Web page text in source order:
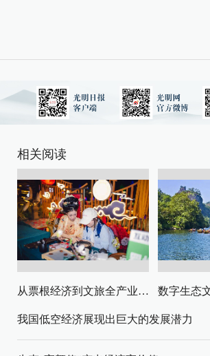
相关阅读
从票根经济到文旅全产业链升级
我国低空经济展现出巨大的发展潜力